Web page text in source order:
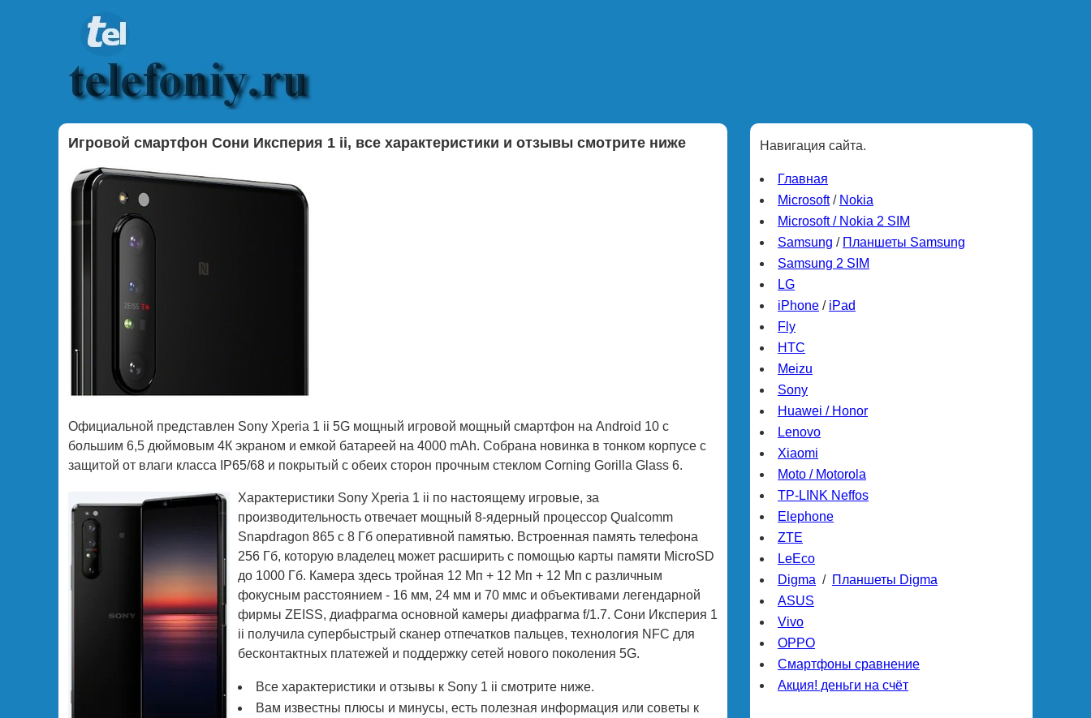
Игровой смартфон Сони Иксперия 1 ii, все характеристики и отзывы смотрите ниже
Официальной представлен Sony Xperia 1 ii 5G мощный игровой мощный смартфон на Android 10 с
большим 6,5 дюймовым 4К экраном и емкой батареей на 4000 mAh. Собрана новинка в тонком корпусе с
защитой от влаги класса IP65/68 и покрытый с обеих сторон прочным стеклом Corning Gorilla Glass 6.
Характеристики Sony Xperia 1 ii по настоящему игровые, за
производительность отвечает мощный 8-ядерный процессор Qualcomm
Snapdragon 865 с 8 Гб оперативной памятью. Встроенная память телефона
256 Гб, которую владелец может расширить с помощью карты памяти MicroSD
до 1000 Гб. Камера здесь тройная 12 Мп + 12 Мп + 12 Мп с различным
фокусным расстоянием - 16 мм, 24 мм и 70 ммс и объективами легендарной
фирмы ZEISS, диафрагма основной камеры диафрагма f/1.7. Сони Иксперия 1
ii получила супербыстрый сканер отпечатков пальцев, технология NFC для
бесконтактных платежей и поддержку сетей нового поколения 5G.
Все характеристики и отзывы к Sony 1 ii смотрите ниже.
Вам известны плюсы и минусы, есть полезная информация или советы к
Навигация сайта.
Главная
Microsoft/ Nokia
Microsoft / Nokia 2 SIM
Samsung / Планшеты Samsung
Samsung 2 SIM
LG
iPhone / iPad
Fly
HTC
Meizu
Sony
Huawei / Honor
Lenovo
Xiaomi
Moto / Motorola
TP-LINK Neffos
Elephone
ZTE
LeEco
Digma / Планшеты Digma
ASUS
Vivo
OPPO
Смартфоны сравнение
Акция! деньги на счёт